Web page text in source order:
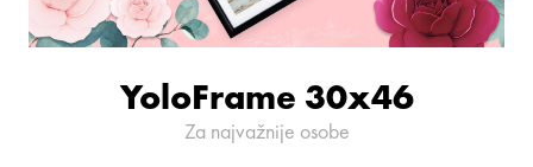
YoloFrame 30x46
Za najvažnije osobe